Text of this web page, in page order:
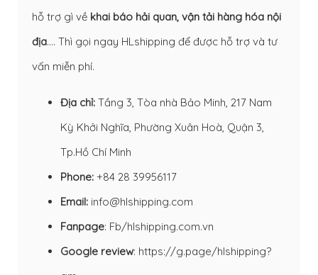
hỗ trợ gì về khai báo hải quan, vận tải hàng hóa nội
địa…. Thì gọi ngay HLshipping để được hỗ trợ và tư
vấn miễn phí.
Địa chỉ: Tầng 3, Tòa nhà Bảo Minh, 217 Nam
Kỳ Khởi Nghĩa, Phường Xuân Hoà, Quận 3,
Tp.Hồ Chí Minh
Phone: +84 28 39956117
Email: info@hlshipping.com
Fanpage: Fb/hlshipping.com.vn
Google review: https://g.page/hlshipping?